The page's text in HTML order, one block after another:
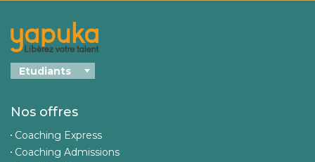
Nos offres
Coaching Express
Coaching Admissions